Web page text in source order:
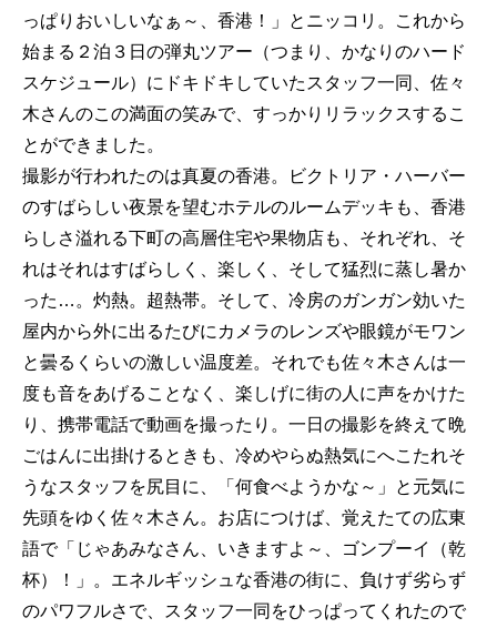
っぱりおいしいなぁ～、香港！」とニッコリ。これから
始まる２泊３日の弾丸ツアー（つまり、かなりのハード
スケジュール）にドキドキしていたスタッフ一同、佐々
木さんのこの満面の笑みで、すっかりリラックスするこ
とができました。
撮影が行われたのは真夏の香港。ビクトリア・ハーバー
のすばらしい夜景を望むホテルのルームデッキも、香港
らしさ溢れる下町の高層住宅や果物店も、それぞれ、そ
れはそれはすばらしく、楽しく、そして猛烈に蒸し暑か
った…。灼熱。超熱帯。そして、冷房のガンガン効いた
屋内から外に出るたびにカメラのレンズや眼鏡がモワン
と曇るくらいの激しい温度差。それでも佐々木さんは一
度も音をあげることなく、楽しげに街の人に声をかけた
り、携帯電話で動画を撮ったり。一日の撮影を終えて晩
ごはんに出掛けるときも、冷めやらぬ熱気にへこたれそ
うなスタッフを尻目に、「何食べようかな～」と元気に
先頭をゆく佐々木さん。お店につけば、覚えたての広東
語で「じゃあみなさん、いきますよ～、ゴンプーイ（乾
杯）！」。エネルギッシュな香港の街に、負けず劣らず
のパワフルさで、スタッフ一同をひっぱってくれたので